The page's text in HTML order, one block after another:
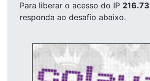
Para liberar o acesso do IP
responda ao desafio abaixo.